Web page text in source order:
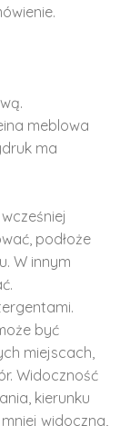
meblowa
ma
podłoże
W innym
być
miejscach,
Widoczność
kierunku
widoczna,